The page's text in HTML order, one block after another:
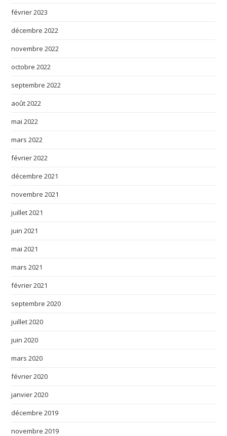
février 2023
décembre 2022
novembre 2022
octobre 2022
septembre 2022
août 2022
mai 2022
mars 2022
février 2022
décembre 2021
novembre 2021
juillet 2021
juin 2021
mai 2021
mars 2021
février 2021
septembre 2020
juillet 2020
juin 2020
mars 2020
février 2020
janvier 2020
décembre 2019
novembre 2019